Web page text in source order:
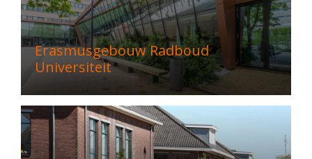
Erasmusgebouw Radboud
Universiteit